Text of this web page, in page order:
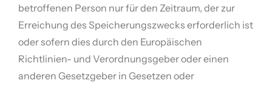
betroffenen Person nur für den Zeitraum, der zur
Erreichung des Speicherungszwecks erforderlich ist
oder sofern dies durch den Europäischen
Richtlinien- und Verordnungsgeber oder einen
anderen Gesetzgeber in Gesetzen oder